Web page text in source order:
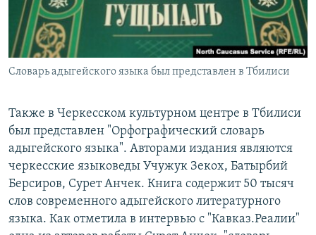
Словарь адыгейского языка был представлен в Тбилиси
Также в Черкесском культурном центре в Тбилиси
был представлен "Орфографический словарь
адыгейского языка". Авторами издания являются
черкесские языковеды Учужук Зекох, Батырбий
Берсиров, Сурет Анчек. Книга содержит 50 тысяч
слов современного адыгейского литературного
языка. Как отметила в интервью с "Кавказ.Реалии"